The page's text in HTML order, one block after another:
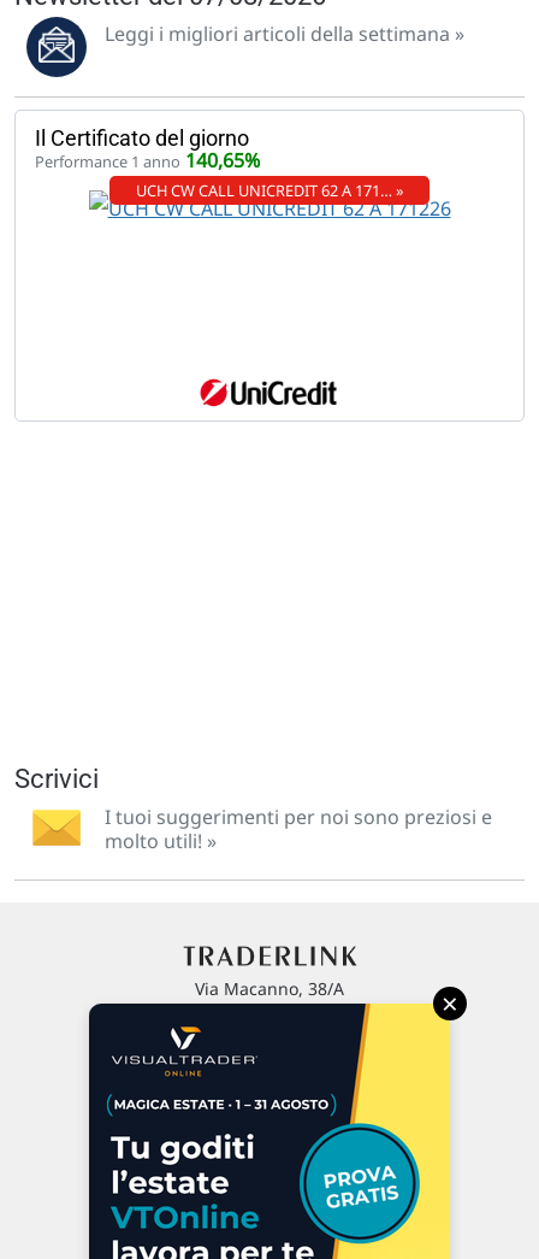
Leggi i migliori articoli della settimana »
Il Certificato del giorno
Performance 1 anno 140,65%
UCH CW CALL UNICREDIT 62 A 171… »
Scrivici
I tuoi suggerimenti per noi sono preziosi e
molto utili! »
Via Macanno, 38/A
P.IVA 02 452 460 401
Chi siamo
Commenti e segnalazioni
Contattaci
×